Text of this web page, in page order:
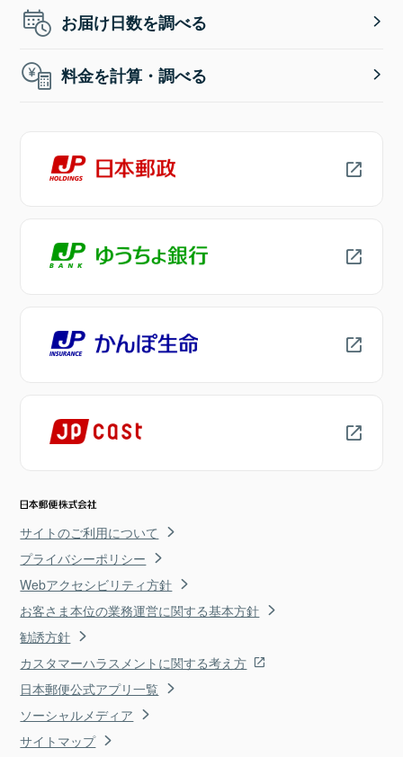
お届け日数を調べる
料金を計算・調べる
サイトのご利用について
プライバシーポリシー
Webアクセシビリティ方針
お客さま本位の業務運営に関する基本方針
勧誘方針
カスタマーハラスメントに関する考え方
日本郵便公式アプリ一覧
ソーシャルメディア
サイトマップ